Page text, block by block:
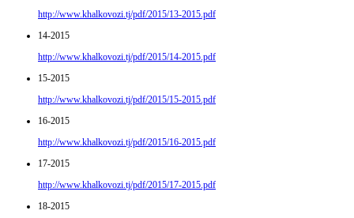
http://www.khalkovozi.tj/pdf/2015/13-2015.pdf
14-2015
http://www.khalkovozi.tj/pdf/2015/14-2015.pdf
15-2015
http://www.khalkovozi.tj/pdf/2015/15-2015.pdf
16-2015
http://www.khalkovozi.tj/pdf/2015/16-2015.pdf
17-2015
http://www.khalkovozi.tj/pdf/2015/17-2015.pdf
18-2015